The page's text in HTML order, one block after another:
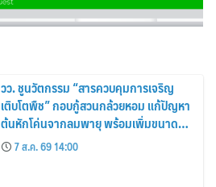
วว. ชูนวัตกรรม “สารควบคุมการเจริญ
เติบโตพืช” กอบกู้สวนกล้วยหอม แก้ปัญหา
ต้นหักโค่นจากลมพายุ พร้อมเพิ่มขนาด
ผลผลิต-เพิ่มรายได้เกษตรกรไทย 20–
25%
7 ส.ค. 69 14:00